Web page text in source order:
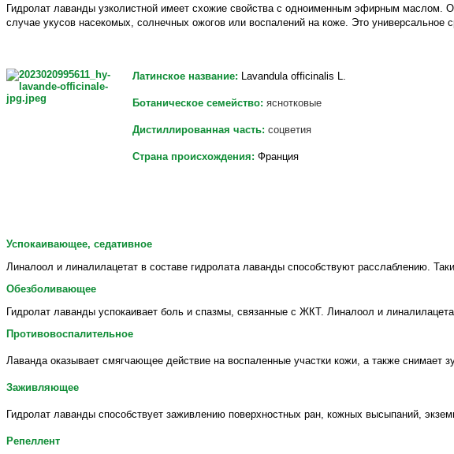
Гидролат лаванды узколистной имеет схожие свойства с одноименным эфирным маслом.
случае укусов насекомых, солнечных ожогов или воспалений на коже. Это
Латинское название: Lavandula officinalis L.
Ботаническое семейство: яснотковые
Дистиллированная часть: соцветия
Страна происхождения: Франция
Успокаивающее, седативное
Линалоол и линалилацетат в составе гидролата лаванды способствуют расслаблению.
Обезболивающее
Гидролат лаванды успокаивает боль и спазмы, связанные с ЖКТ. Линалоол и
Противовоспалительное
Лаванда оказывает смягчающее действие на воспаленные участки кожи, а также снимает
Заживляющее
Гидролат лаванды способствует заживлению поверхностных ран, кожных высыпаний,
Репеллент